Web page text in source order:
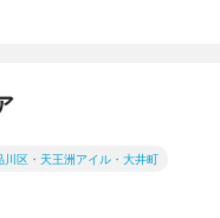
川区・天王洲アイル・大井町